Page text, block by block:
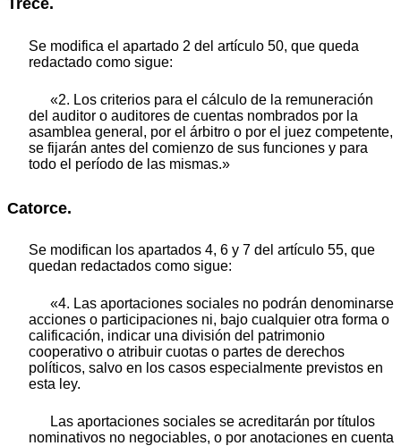
Trece.
Se modifica el apartado 2 del artículo 50, que queda
redactado como sigue:
«2. Los criterios para el cálculo de la remuneración
del auditor o auditores de cuentas nombrados por la
asamblea general, por el árbitro o por el juez competente,
se fijarán antes del comienzo de sus funciones y para
todo el período de las mismas.»
Catorce.
Se modifican los apartados 4, 6 y 7 del artículo 55, que
quedan redactados como sigue:
«4. Las aportaciones sociales no podrán denominarse
acciones o participaciones ni, bajo cualquier otra forma o
calificación, indicar una división del patrimonio
cooperativo o atribuir cuotas o partes de derechos
políticos, salvo en los casos especialmente previstos en
esta ley.
Las aportaciones sociales se acreditarán por títulos
nominativos no negociables, o por anotaciones en cuenta